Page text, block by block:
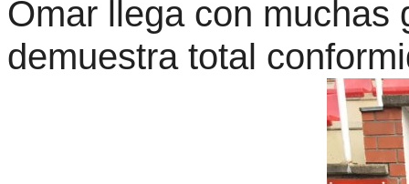
Omar llega con muchas
demuestra total